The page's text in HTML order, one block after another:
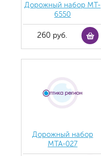
Дорожный набор MT-
6550
260 руб.
Дорожный набор
MTA-027